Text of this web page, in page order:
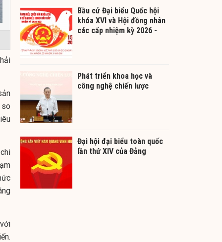
so
Bầu cử Đại biểu Quốc hội
khóa XVI và Hội đồng nhân
các cấp nhiệm kỳ 2026 -
Phát triển khoa học và
công nghệ chiến lược
Đại hội đại biểu toàn quốc
lần thứ XIV của Đảng